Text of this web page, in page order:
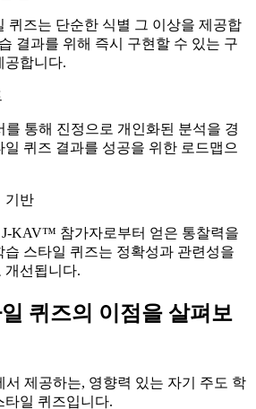
퀴즈는 단순한 식별 그 이상을 제공합
결과를 위해 즉시 구현할 수 있는 구
공합니다.
를 통해 진정으로 개인화된 분석을 경
일 퀴즈 결과를 성공을 위한 로드맵으
기반
J-KAV™ 참가자로부터 얻은 통찰력을
습 스타일 퀴즈는 정확성과 관련성을
개선됩니다.
퀴즈의 이점을 살펴보
서 제공하는, 영향력 있는 자기 주도 학
타일 퀴즈입니다.